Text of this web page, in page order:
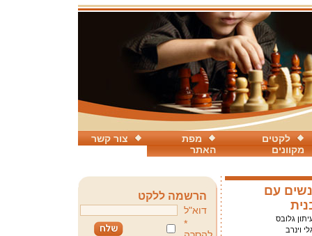
צור קשר
מפת
האתר
לקטים
מקוונים
עם
גלובס
וינרב
הרשמה ללקט
דוא"ל
*